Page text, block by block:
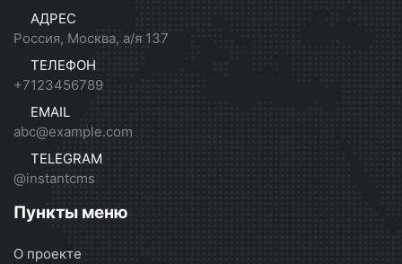
АДРЕС
Россия, Москва, а/я 137
ТЕЛЕФОН
+7123456789
EMAIL
abc@example.com
TELEGRAM
@instantcms
Пункты меню
О проекте